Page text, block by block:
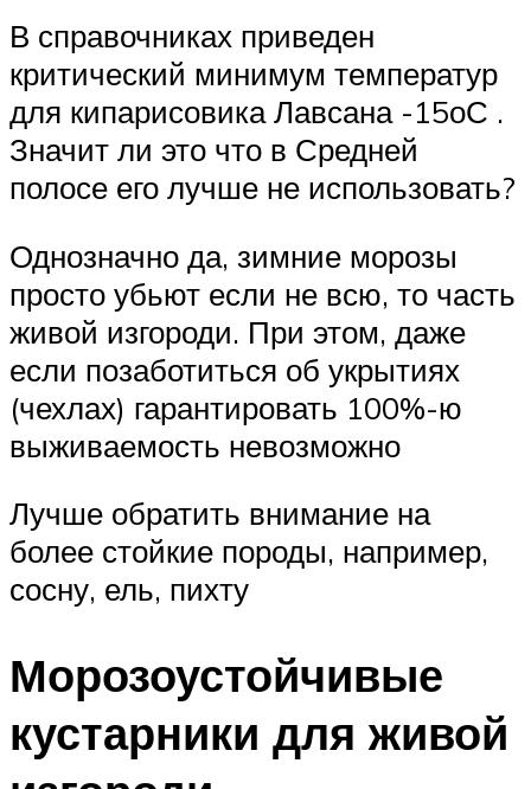
В справочниках приведен
критический минимум температур
для кипарисовика Лавсана -15оС .
Значит ли это что в Средней
полосе его лучше не использовать?
Однозначно да, зимние морозы
просто убьют если не всю, то часть
живой изгороди. При этом, даже
если позаботиться об укрытиях
(чехлах) гарантировать 100%-ю
выживаемость невозможно
Лучше обратить внимание на
более стойкие породы, например,
сосну, ель, пихту
Морозоустойчивые
кустарники для живой